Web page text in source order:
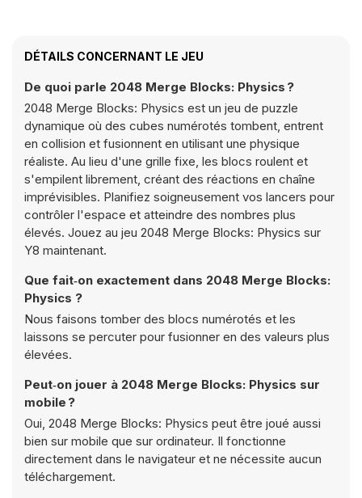
DÉTAILS CONCERNANT LE JEU
De quoi parle 2048 Merge Blocks: Physics ?
2048 Merge Blocks: Physics est un jeu de puzzle
dynamique où des cubes numérotés tombent, entrent
en collision et fusionnent en utilisant une physique
réaliste. Au lieu d'une grille fixe, les blocs roulent et
s'empilent librement, créant des réactions en chaîne
imprévisibles. Planifiez soigneusement vos lancers pour
contrôler l'espace et atteindre des nombres plus
élevés. Jouez au jeu 2048 Merge Blocks: Physics sur
Y8 maintenant.
Que fait‑on exactement dans 2048 Merge Blocks:
Physics ?
Nous faisons tomber des blocs numérotés et les
laissons se percuter pour fusionner en des valeurs plus
élevées.
Peut‑on jouer à 2048 Merge Blocks: Physics sur
mobile ?
Oui, 2048 Merge Blocks: Physics peut être joué aussi
bien sur mobile que sur ordinateur. Il fonctionne
directement dans le navigateur et ne nécessite aucun
téléchargement.